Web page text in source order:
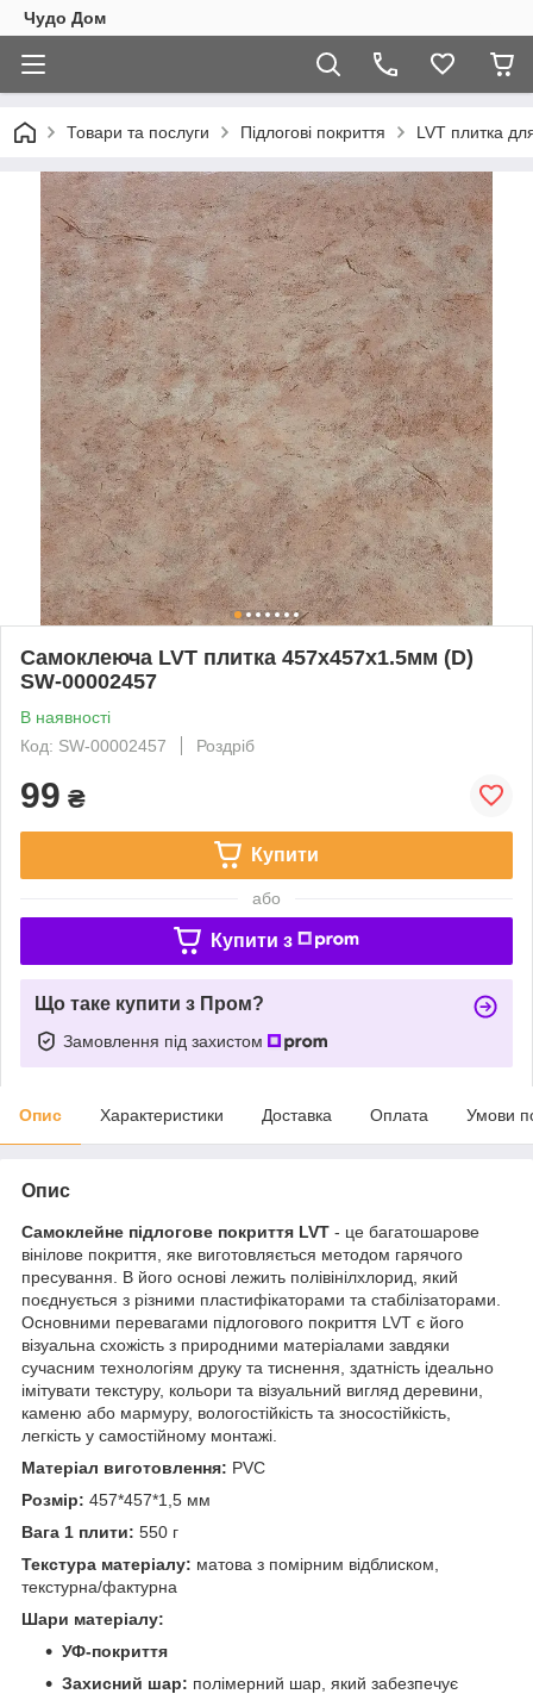
Чудо Дом
Товари та послуги Підлогові покриття LVT плитка
Самоклеюча LVT плитка 457х457х1.5мм (D)
SW-00002457
В наявності
Код: SW-00002457
Роздріб
99 ₴
Купити
або
Купити з
Що таке купити з Пром?
Замовлення під захистом
Опис Характеристики Доставка Оплата Умови
Опис
Самоклейне підлогове покриття LVT - це багатошарове
вінілове покриття, яке виготовляється методом гарячого
пресування. В його основі лежить полівінілхлорид, який
поєднується з різними пластифікаторами та стабілізаторами.
Основними перевагами підлогового покриття LVT є його
візуальна схожість з природними матеріалами завдяки
сучасним технологіям друку та тиснення, здатність ідеально
імітувати текстуру, кольори та візуальний вигляд деревини,
каменю або мармуру, вологостійкість та зносостійкість,
легкість у самостійному монтажі.
Матеріал виготовлення: PVC
Розмір: 457*457*1,5 мм
Вага 1 плити: 550 г
Текстура матеріалу: матова з помірним відблиском,
текстурна/фактурна
Шари матеріалу:
УФ-покриття
Захисний шар: полімерний шар, який забезпечує